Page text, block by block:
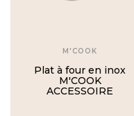
M'COOK
Plat à four en inox
M'COOK
ACCESSOIRE